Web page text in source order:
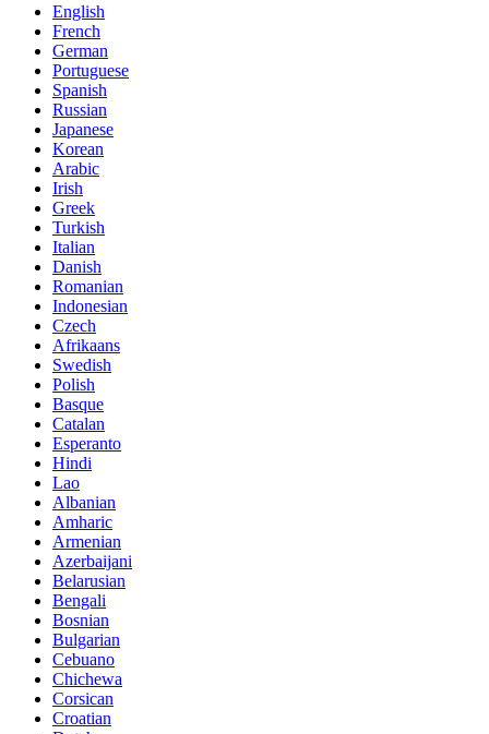
English
French
German
Portuguese
Spanish
Russian
Japanese
Korean
Arabic
Irish
Greek
Turkish
Italian
Danish
Romanian
Indonesian
Czech
Afrikaans
Swedish
Polish
Basque
Catalan
Esperanto
Hindi
Lao
Albanian
Amharic
Armenian
Azerbaijani
Belarusian
Bengali
Bosnian
Bulgarian
Cebuano
Chichewa
Corsican
Croatian